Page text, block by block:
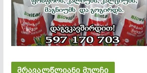
მრავალწლიანი მულჩი